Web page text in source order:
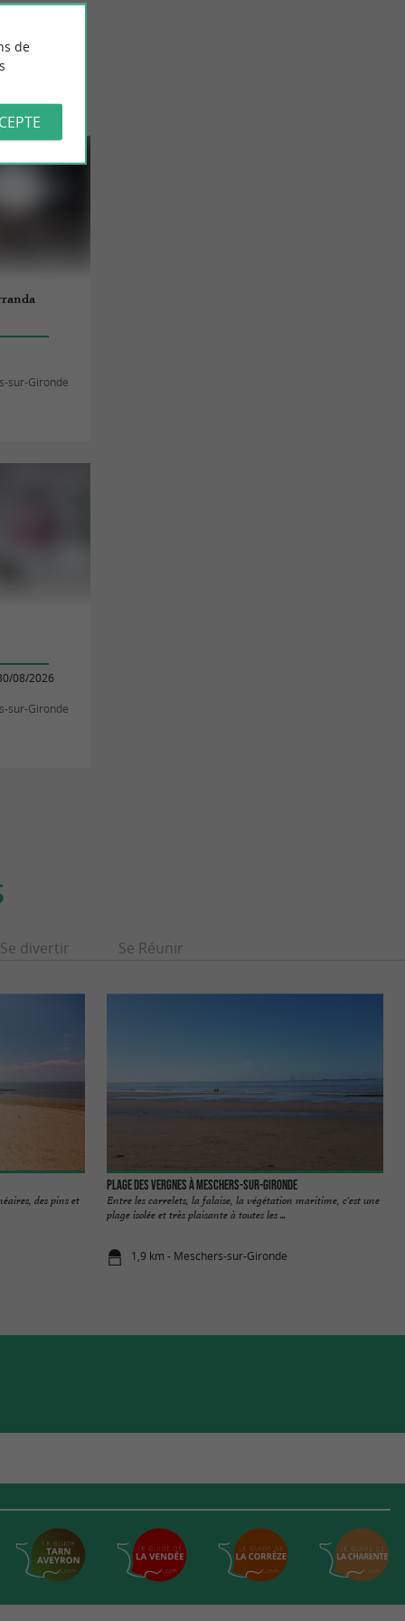
sur-Gironde
08/2026
sur-Gironde
Se divertir Se Réunir
des pins et
Plage des Vergnes à Meschers-sur-Gironde
Entre les carrelets, la falaise, la végétation maritime, c'est une
plage isolée et très plaisante à toutes les ...
1,9 km - Meschers-sur-Gironde
de